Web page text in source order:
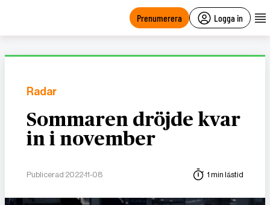
Prenumerera Logga in
Radar
Sommaren dröjde kvar
in i november
Publicerad 2022-11-08 1 min lästid